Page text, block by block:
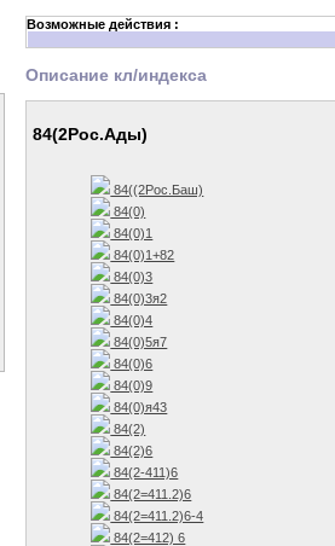
Возможные действия :
Описание кл/индекса
84(2Рос.Ады)
84((2Рос.Баш)
84(0)
84(0)1
84(0)1+82
84(0)3
84(0)3я2
84(0)4
84(0)5я7
84(0)6
84(0)9
84(0)я43
84(2)
84(2)6
84(2-411)6
84(2=411.2)6
84(2=411.2)6-4
84(2=412) 6